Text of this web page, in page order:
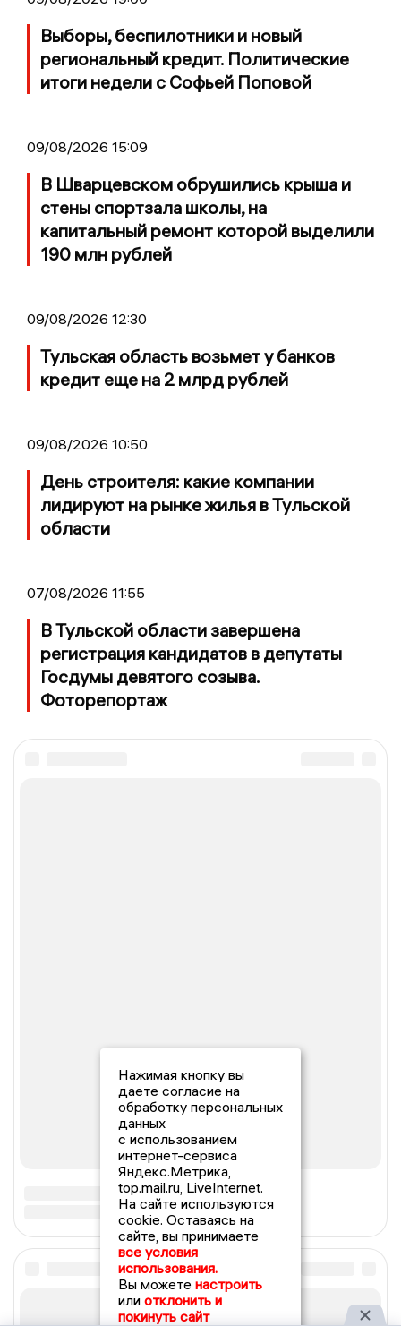
Выборы, беспилотники и новый
региональный кредит. Политические
итоги недели с Софьей Поповой
09/08/2026 15:09
В Шварцевском обрушились крыша и
стены спортзала школы, на
капитальный ремонт которой выделили
190 млн рублей
09/08/2026 12:30
Тульская область возьмет у банков
кредит еще на 2 млрд рублей
09/08/2026 10:50
День строителя: какие компании
лидируют на рынке жилья в Тульской
области
07/08/2026 11:55
В Тульской области завершена
регистрация кандидатов в депутаты
Госдумы девятого созыва.
Фоторепортаж
Нажимая кнопку вы
даете согласие на
обработку персональных
данных
с использованием
интернет-сервиса
Яндекс.Метрика,
top.mail.ru, LiveInternet.
На сайте используются
cookie. Оставаясь на
сайте, вы принимаете
все условия
использования.
Вы можете настроить
или отклонить и
покинуть сайт